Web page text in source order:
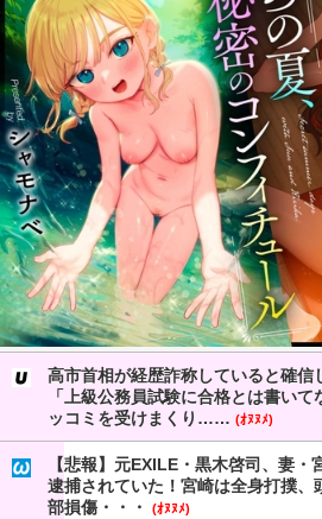
高市首相が経歴詐称していると確信
「上級公務員試験に合格とは書い
ッコミを受けまくり…… (ｵﾇﾇﾒ)
【悲報】元EXILE・黒木啓司、妻・
逮捕されていた！宮崎は全身打撲、
部損傷・・・
(ｵﾇﾇﾒ)